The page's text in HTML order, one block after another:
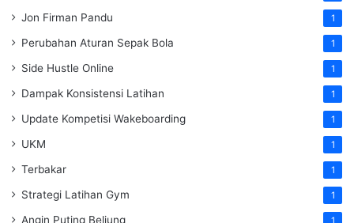
Jon Firman Pandu 1
Perubahan Aturan Sepak Bola 1
Side Hustle Online 1
Dampak Konsistensi Latihan 1
Update Kompetisi Wakeboarding 1
UKM 1
Terbakar 1
Strategi Latihan Gym 1
Angin Puting Beliung 1